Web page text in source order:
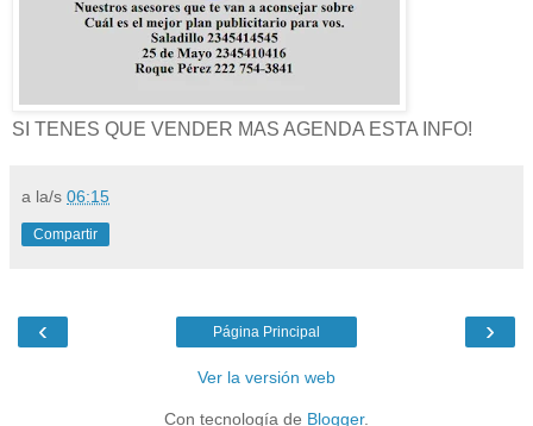
SI TENES QUE VENDER MAS AGENDA ESTA INFO!
a la/s 06:15
Compartir
‹ ›
Página Principal
Ver la versión web
Con tecnología de Blogger.